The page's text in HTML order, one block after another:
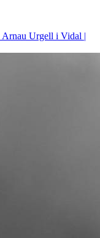
Arnau Urgell i Vidal |